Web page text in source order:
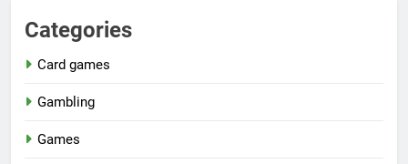
Categories
Card games
Gambling
Games